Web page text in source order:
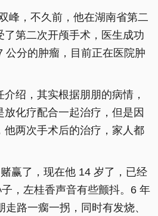
峰，不久前，他在湖南省第二
了第二次开颅手术，医生成功
公分的肿瘤，目前正在医院肿
绍，其实根据朋朋的病情，
化疗配合一起治疗，但是因
他两次手术后的治疗，家人都
赢了，现在他 14 岁了，已经
，左桂香声音有些颤抖。6 年
路一瘸一拐，同时有发烧、